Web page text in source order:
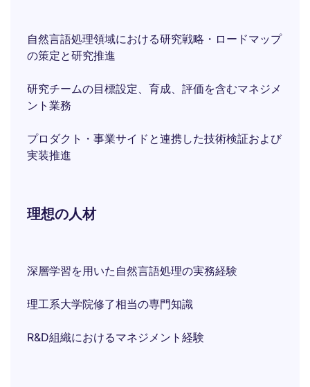
自然言語処理領域における研究戦略・ロードマップ
の策定と研究推進
研究チームの目標設定、育成、評価を含むマネジメ
ント業務
プロダクト・事業サイドと連携した技術検証および
実装推進
理想の人材
深層学習を用いた自然言語処理の実務経験
理工系大学院修了相当の専門知識
R&D組織におけるマネジメント経験